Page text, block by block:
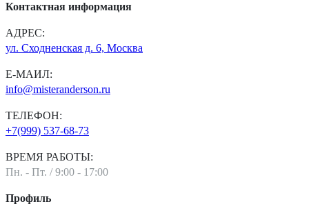
Контактная информация
АДРЕС:
ул. Сходненская д. 6, Москва
Е-МАИЛ:
info@misteranderson.ru
ТЕЛЕФОН:
+7(999) 537-68-73
ВРЕМЯ РАБОТЫ:
Пн. - Пт. / 9:00 - 17:00
Профиль